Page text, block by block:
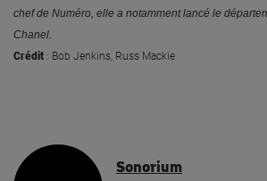
chef de Numéro, elle a notamment lancé le
Chanel.
Crédit : Bob Jenkins, Russ Mackie
Sonorium